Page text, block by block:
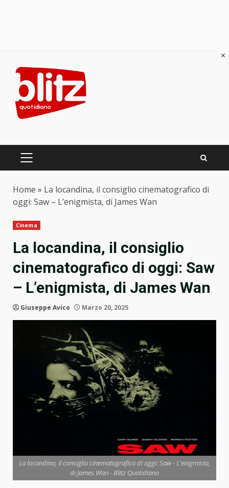
content
PRIMARY
Home » La locandina, il consiglio cinematografico di
oggi: Saw – L’enigmista, di James Wan
Cinema
La locandina, il consiglio
cinematografico di oggi: Saw
– L’enigmista, di James Wan
Giuseppe Avico Marzo 20, 2025
La locandina, il consiglio cinematografico di oggi: Saw - L'enigmista,
di James Wan - Blitz Quotidiano
×